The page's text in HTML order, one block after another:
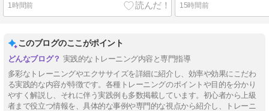
1時間前 15時間前
このブログのここがポイント
実践的なトレーニング内容と専門指導
多彩なトレーニングやエクササイズを詳細に紹介し、効率や効果にこだわ
る実践的な内容が特徴です。各種トレーニングのポイントや目的を分かり
やすく解説し、それに伴う実践例も多数掲載しています。初心者から上級
者まで役立つ情報を、具体的な事例や専門的な視点から紹介し、トレーニ